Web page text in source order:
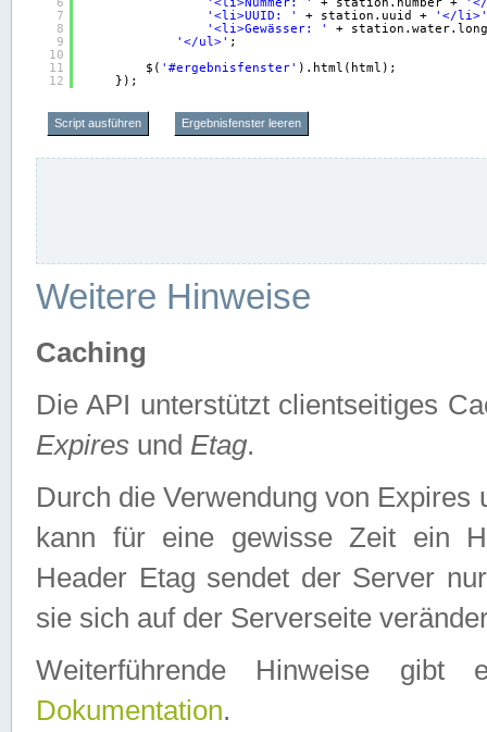
7
8
9
10
11
12
'<li>UUID: '
+ station.uuid +
'</li>'
'<li>Gewässer: '
+
'</ul>' ;
$( '#ergebnisfenster' ).html(html);
});
Script ausführen Ergebnisfenster leeren
Weitere Hinweise
Caching
Die API unterstützt clientseitiges
Expires und Etag.
Durch die Verwendung von
kann für eine gewisse Zeit ein
Header Etag sendet der Server
sie sich auf der Serverseite
Weiterführende Hinweise
Dokumentation.